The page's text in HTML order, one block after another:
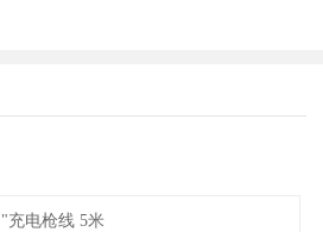
"充电枪线 5米